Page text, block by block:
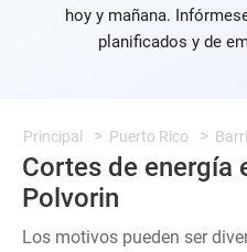
hoy y mañana.
planificados y de
Principal Puerto Rico
Cortes de energía
Polvorin
Los motivos pueden ser